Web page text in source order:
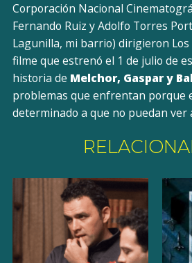
Corporación Nacional
Fernando Ruiz y Adolfo Torres
Lagunilla, mi barrio) dirigieron Los
filme que estrenó el 1 de julio de
historia de Melchor, Gaspar y
problemas que enfrentan porque
determinado a que no puedan ver